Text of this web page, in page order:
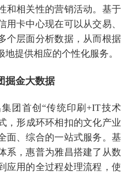
和相关性的营销活动。基于
用卡中心现在可以从交易、
个层面分析数据，从而根据
提供相应的个性化服务。
掘金大数据
团首创“传统印刷+IT技术
，形成环环相扣的文化产业
面、综合的一站式服务。基
系，惠普为雅昌搭建了从数
应用的全过程处理流程，使